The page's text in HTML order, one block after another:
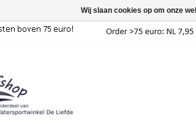
Wij slaan cookies op om onze